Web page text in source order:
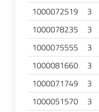
1000072519
3
1000078235
3
1000075555
3
1000081660
3
1000071749
3
1000051570
3